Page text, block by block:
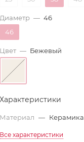
Диаметр — 46
46
Цвет — Бежевый
Характеристики
Материал — Керамика
Все характеристики